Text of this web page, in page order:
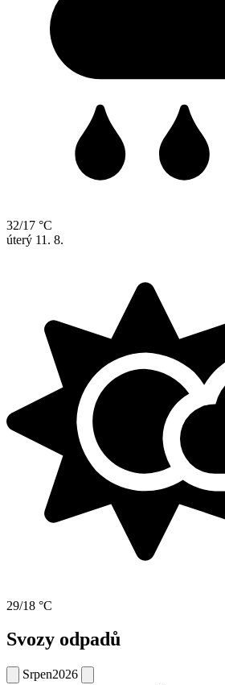
32/17 °C
úterý 11. 8.
29/18 °C
Svozy odpadů
Srpen2026